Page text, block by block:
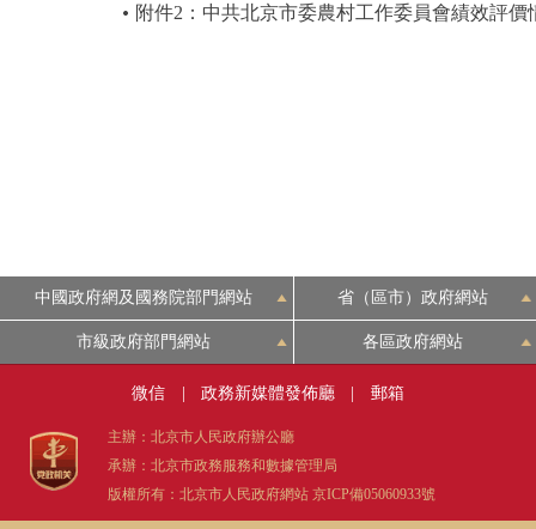
附件2：中共北京市委農村工作委員會績效評價
中國政府網及國務院部門網站 省（區市）政府網站
市級政府部門網站 各區政府網站
微信 政務新媒體發佈廳 郵箱
主辦：北京市人民政府辦公廳
承辦：北京市政務服務和數據管理局
版權所有：北京市人民政府網站 京ICP備05060933號